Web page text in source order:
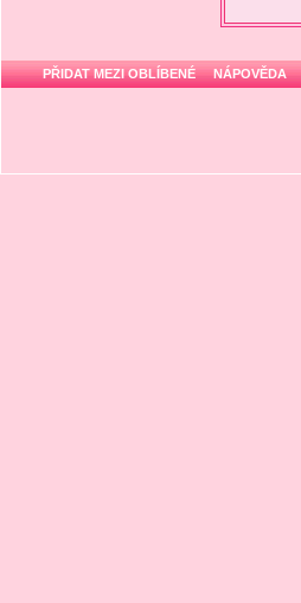
PŘIDAT MEZI OBLÍBENÉ NÁPOVĚDA